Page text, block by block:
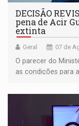
DECISÃO
pena de Acir
extinta
Geral 07 de
O parecer do
as condições para